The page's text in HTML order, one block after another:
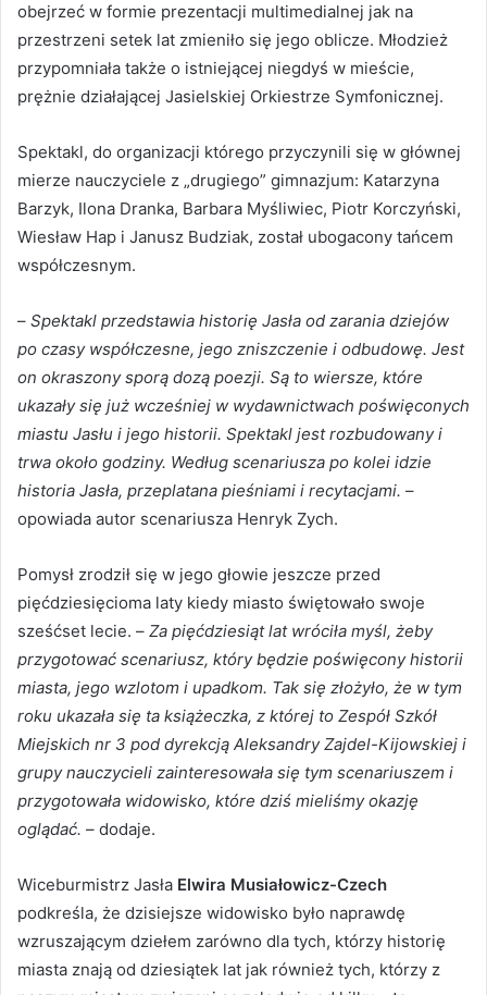
obejrzeć w formie prezentacji multimedialnej jak na
przestrzeni setek lat zmieniło się jego oblicze. Młodzież
przypomniała także o istniejącej niegdyś w mieście,
prężnie działającej Jasielskiej Orkiestrze Symfonicznej.
Spektakl, do organizacji którego przyczynili się w głównej
mierze nauczyciele z „drugiego” gimnazjum: Katarzyna
Barzyk, Ilona Dranka, Barbara Myśliwiec, Piotr Korczyński,
Wiesław Hap i Janusz Budziak, został ubogacony tańcem
współczesnym.
– Spektakl przedstawia historię Jasła od zarania dziejów
po czasy współczesne, jego zniszczenie i odbudowę. Jest
on okraszony sporą dozą poezji. Są to wiersze, które
ukazały się już wcześniej w wydawnictwach poświęconych
miastu Jasłu i jego historii. Spektakl jest rozbudowany i
trwa około godziny. Według scenariusza po kolei idzie
historia Jasła, przeplatana pieśniami i recytacjami. –
opowiada autor scenariusza Henryk Zych.
Pomysł zrodził się w jego głowie jeszcze przed
pięćdziesięcioma laty kiedy miasto świętowało swoje
sześćset lecie. – Za pięćdziesiąt lat wróciła myśl, żeby
przygotować scenariusz, który będzie poświęcony historii
miasta, jego wzlotom i upadkom. Tak się złożyło, że w tym
roku ukazała się ta książeczka, z której to Zespół Szkół
Miejskich nr 3 pod dyrekcją Aleksandry Zajdel-Kijowskiej i
grupy nauczycieli zainteresowała się tym scenariuszem i
przygotowała widowisko, które dziś mieliśmy okazję
oglądać. – dodaje.
Wiceburmistrz Jasła Elwira Musiałowicz-Czech
podkreśla, że dzisiejsze widowisko było naprawdę
wzruszającym dziełem zarówno dla tych, którzy historię
miasta znają od dziesiątek lat jak również tych, którzy z